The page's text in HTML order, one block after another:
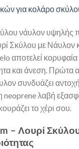
για κολάρο
νάυλον υψηλής
Σκύλου με Νάυλον
αποτελεί κορυφαία
και άνεση. Πρώτα
συνδυάζει αντοχή
λαβή
το χέρι σου.
– Λουρί